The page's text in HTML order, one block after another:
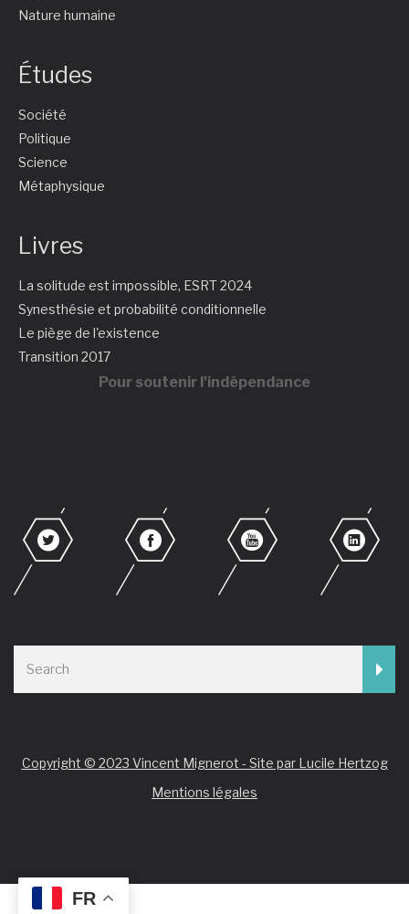
Nature humaine
Études
Société
Politique
Science
Métaphysique
Livres
La solitude est impossible, ESRT 2024
Synesthésie et probabilité conditionnelle
Le piège de l'existence
Transition 2017
Pour soutenir l'indépendance
Copyright © 2023 Vincent Mignerot - Site par Lucile Hertzog
Mentions légales
FR